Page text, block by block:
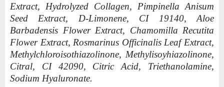
Extract, Hydrolyzed Collagen, Pimpinella Anisum
Seed Extract, D-Limonene, CI 19140, Aloe
Barbadensis Flower Extract, Chamomilla Recutita
Flower Extract, Rosmarinus Officinalis Leaf Extract,
Methylchloroisothiazolinone, Methylisoyhiazolinone,
Citral, CI 42090, Citric Acid, Triethanolamine,
Sodium Hyaluronate.